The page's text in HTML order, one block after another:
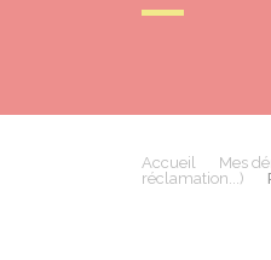
Accueil Mes
réclamation...)